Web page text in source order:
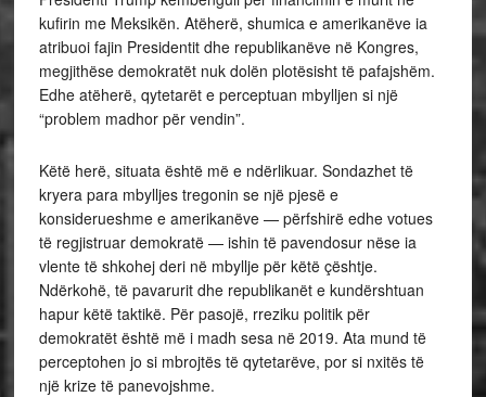
kufirin me Meksikën. Atëherë, shumica e amerikanëve ia
atribuoi fajin Presidentit dhe republikanëve në Kongres,
megjithëse demokratët nuk dolën plotësisht të pafajshëm.
Edhe atëherë, qytetarët e perceptuan mbylljen si një
“problem madhor për vendin”.
Këtë herë, situata është më e ndërlikuar. Sondazhet të
kryera para mbylljes tregonin se një pjesë e
konsiderueshme e amerikanëve — përfshirë edhe votues
të regjistruar demokratë — ishin të pavendosur nëse ia
vlente të shkohej deri në mbyllje për këtë çështje.
Ndërkohë, të pavarurit dhe republikanët e kundërshtuan
hapur këtë taktikë. Për pasojë, rreziku politik për
demokratët është më i madh sesa në 2019. Ata mund të
perceptohen jo si mbrojtës të qytetarëve, por si nxitës të
një krize të panevojshme.